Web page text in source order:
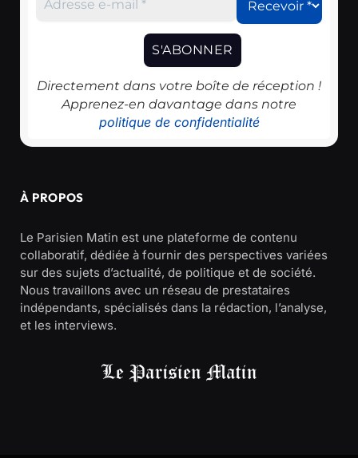
Directement dans votre boîte de réception !
Apprenez-en davantage dans notre
politique de confidentialité
À PROPOS
Le Parisien Matin est une plateforme de contenu
collaboratif, dédiée à fournir des perspectives variées
sur des sujets d’actualité, de politique et de société.
Nous travaillons avec un réseau de prestataires
indépendants, spécialisés dans la rédaction, l’analyse,
et les interviews.